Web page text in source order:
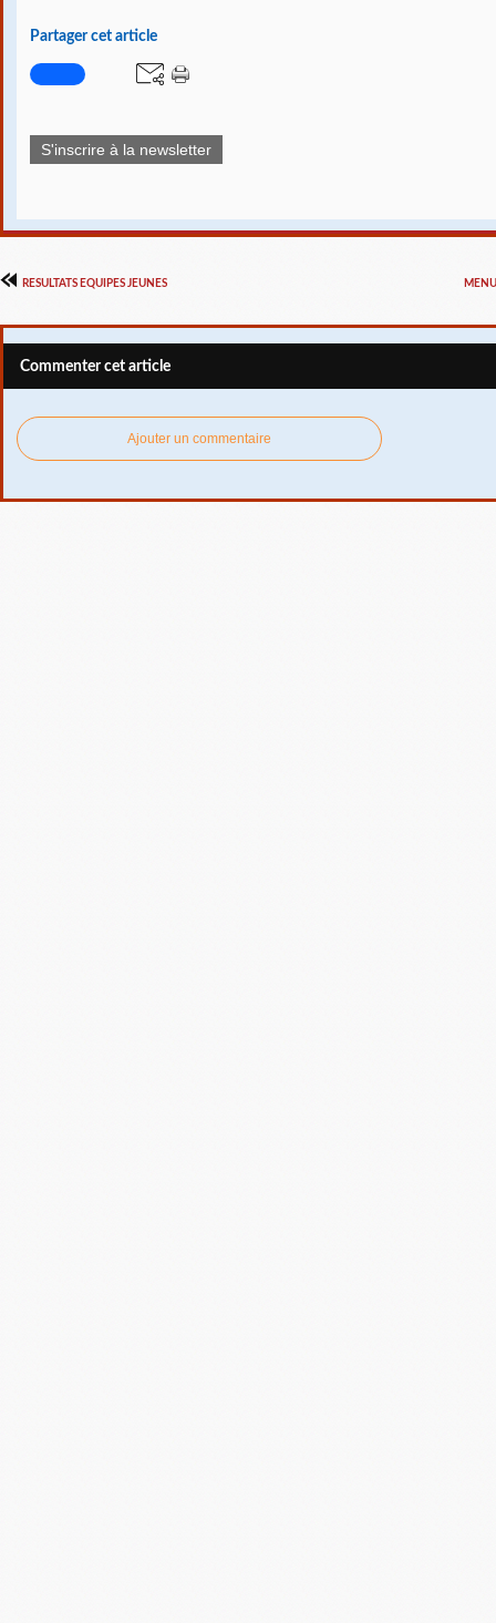
Partager cet article
S'inscrire à la newsletter
RESULTATS EQUIPES JEUNES
Commenter cet article
Ajouter un commentaire